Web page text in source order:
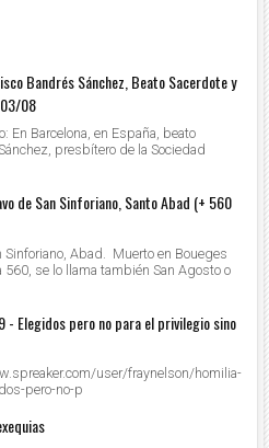
Bandrés Sánchez, Beato Sacerdote y
08
En Barcelona, en España, beato
presbítero de la Sociedad
de San Sinforiano, Santo Abad (+ 560
Sinforiano, Abad. Muerto en Boueges
560, se lo llama también San Agosto o
- Elegidos pero no para el privilegio sino
user/fraynelson/homilia-
pero-no-p